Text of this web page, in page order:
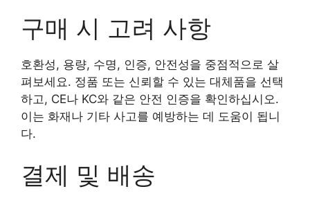
구매 시 고려 사항
호환성, 용량, 수명, 인증, 안전성을 중점적으로 살
펴보세요. 정품 또는 신뢰할 수 있는 대체품을 선택
하고, CE나 KC와 같은 안전 인증을 확인하십시오.
이는 화재나 기타 사고를 예방하는 데 도움이 됩니
다.
결제 및 배송